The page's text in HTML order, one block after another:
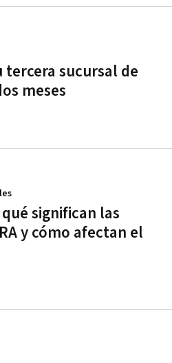
sucursal de
meses
significan las
y cómo afectan el